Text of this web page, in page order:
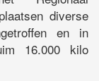
diverse
en in
16.000 kilo